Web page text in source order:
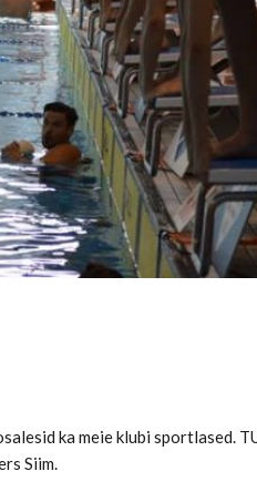
ka meie klubi sportlased.
Siim.